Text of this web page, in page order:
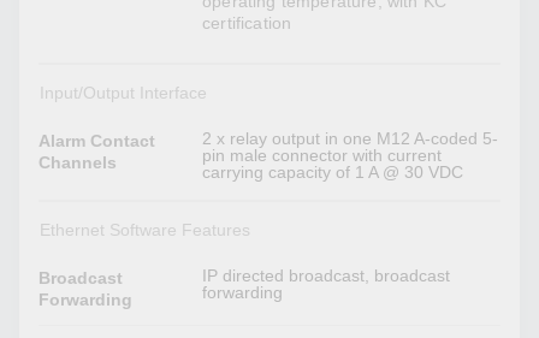
certification
Input/Output Interface
Alarm Contact
Channels
2 x relay output in one M12 A-coded 5-
pin male connector with current
carrying capacity of 1 A @ 30 VDC
Ethernet Software Features
Broadcast
Forwarding
IP directed broadcast, broadcast
forwarding